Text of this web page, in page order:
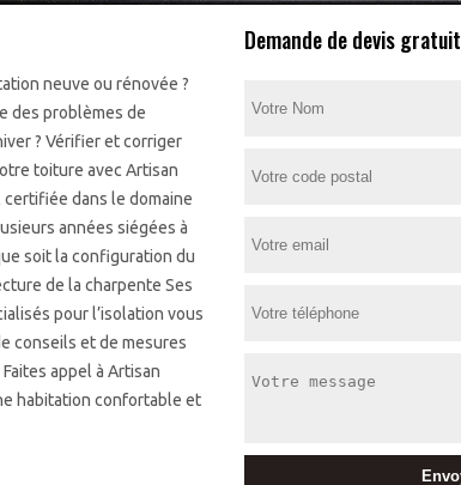
neuve ou rénovée ?
des problèmes de
? Vérifier et corriger
toiture avec Artisan
dans le domaine
années siégées à
soit la configuration du
de la charpente Ses
pour l’isolation vous
conseils et de mesures
appel à Artisan
habitation confortable et
Demande de devis gratuit